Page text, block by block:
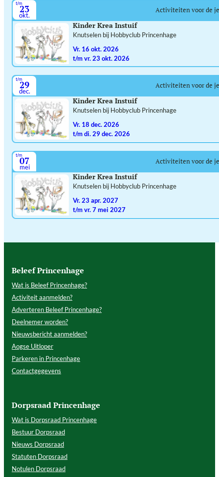
t/m
23
okt.
Activiteiten voor de
Kinder Krea Instuif
Knutselen bij Hobbyclub Princenhage
vr. 16 okt. 2026
t/m vr. 23 okt. 2026
t/m
29
dec.
Activiteiten voor de
Kinder Krea Instuif
Knutselen bij Hobbyclub Princenhage
vr. 18 dec. 2026
t/m di. 29 dec. 2026
t/m
07
mei
Activiteiten voor de
Kinder Krea Instuif
Knutselen bij Hobbyclub Princenhage
vr. 23 apr. 2027
t/m vr. 7 mei 2027
Beleef Princenhage
Wat is Beleef Princenhage?
Activiteit aanmelden?
Adverteren Beleef Princenhage?
Deelnemer worden?
Nieuwsbericht aanmelden?
Aogse Uitloper
Parkeren in Princenhage
Contactgegevens
Dorpsraad Princenhage
Wat is Dorpsraad Princenhage
Bestuur Dorpsraad
Nieuws Dorpsraad
Statuten Dorpsraad
Notulen Dorpsraad